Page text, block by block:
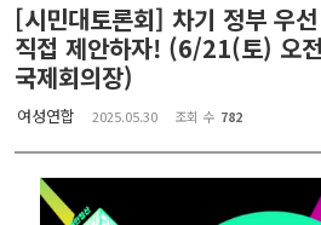
[시민대토론회] 차기 정부 우
직접 제안하자! (6/21(토) 오
국제회의장)
여성연합 2025.05.30 조회 수 782